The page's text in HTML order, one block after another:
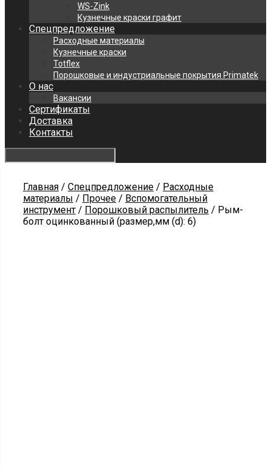
WS-Zink
Кузнечные краски графит
Спецпредложение
Расходные материалы
Кузнечные краски
Totflex
Порошковые и индустриальные покрытия Primatek
О нас
Вакансии
Сертификаты
Доставка
Контакты
Главная / Спецпредложение / Расходные
материалы / Прочее / Вспомогательный
инструмент / Порошковый распылитель / Рым-
болт оцинкованный (размер,мм (d): 6)